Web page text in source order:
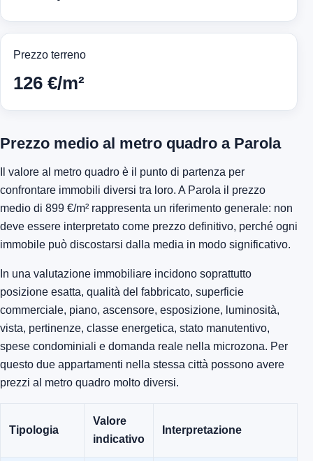
Prezzo terreno
126 €/m²
Prezzo medio al metro quadro a Parola
Il valore al metro quadro è il punto di partenza per
confrontare immobili diversi tra loro. A Parola il prezzo
medio di 899 €/m² rappresenta un riferimento generale: non
deve essere interpretato come prezzo definitivo, perché ogni
immobile può discostarsi dalla media in modo significativo.
In una valutazione immobiliare incidono soprattutto
posizione esatta, qualità del fabbricato, superficie
commerciale, piano, ascensore, esposizione, luminosità,
vista, pertinenze, classe energetica, stato manutentivo,
spese condominiali e domanda reale nella microzona. Per
questo due appartamenti nella stessa città possono avere
prezzi al metro quadro molto diversi.
Tipologia
Valore
indicativo
Interpretazione